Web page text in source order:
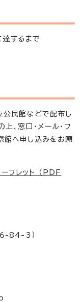
達するまで
公民館などで配布し
、窓口・メール・フ
館へ申し込みをお願
フレット （PDF
6-84-3）